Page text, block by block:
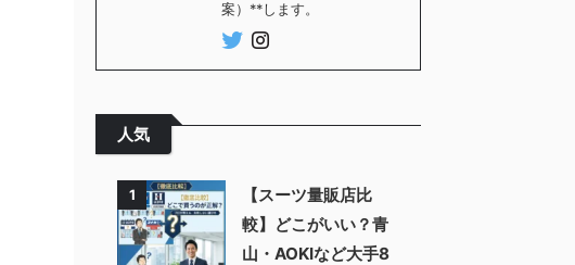
案）**します。
人気
1
【スーツ量販店比
較】どこがいい？青
山・AOKIなど大手8